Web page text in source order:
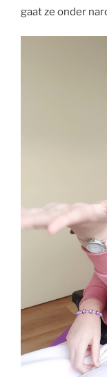
gaat ze onder